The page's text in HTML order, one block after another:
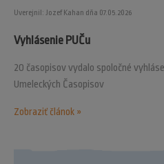
Uverejnil: Jozef Kahan dňa 07.05.2026
Vyhlásenie PUČu
20 časopisov vydalo spoločné
Umeleckých Časopisov
Zobraziť článok »